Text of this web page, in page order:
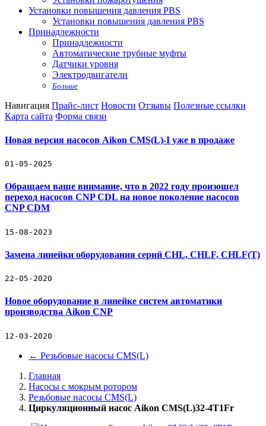
Установки повышения давления PBS
Установки повышения давления PBS
Принадлежности
Принадлежности
Автоматические трубные муфты
Датчики уровня
Электродвигатели
Больше
Навигация Прайс-лист Новости Отзывы Полезные ссылки
Карта сайта Форма связи
Новая версия насосов Aikon CMS(L)-I уже в продаже
01-05-2025
Обращаем ваше внимание, что в 2022 году произошел
переход насосов CNP CDL на новое поколение насосов
CNP CDM
15-08-2023
Замена линейки оборудования серий CHL, CHLF, CHLF(T)
22-05-2020
Новое оборудование в линейке систем автоматики
производства Aikon CNP
12-03-2020
← Резьбовые насосы CMS(L)
Главная
Насосы с мокрым ротором
Резьбовые насосы CMS(L)
Циркуляционный насос Aikon CMS(L)32-4T1Fr